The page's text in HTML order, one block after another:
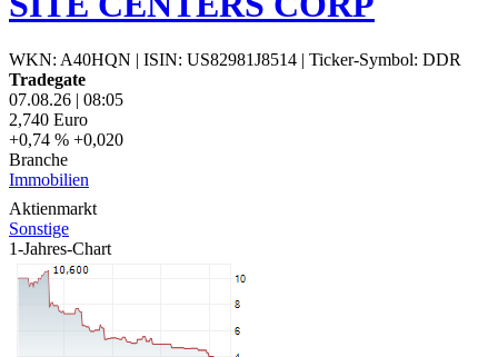
WKN: A40HQN | ISIN: US82981J8514 | Ticker-Symbol: DDR
Tradegate
07.08.26 | 08:05
2,740 Euro
+0,74 % +0,020
Branche
Immobilien
Aktienmarkt
Sonstige
1-Jahres-Chart